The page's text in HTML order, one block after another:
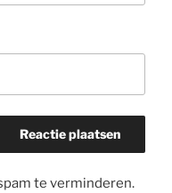
te verminderen.